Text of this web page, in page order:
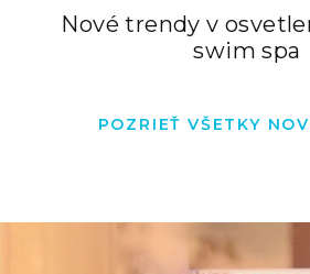
Nové trendy v
swim spa
POZRIEŤ VŠETKY